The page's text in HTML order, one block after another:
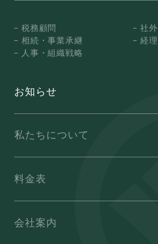
税務顧問
社
相続・事業承継
経
人事・組織戦略
お知らせ
私たちについて
料金表
会社案内